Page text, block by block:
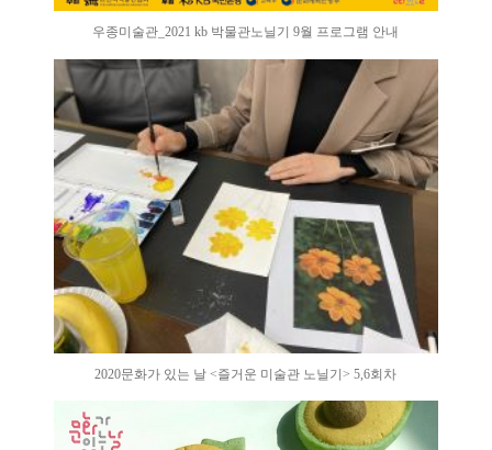
우종미술관_2021 kb 박물관노닐기 9월 프로그램 안내
2020문화가 있는 날 <즐거운 미술관 노닐기> 5,6회차